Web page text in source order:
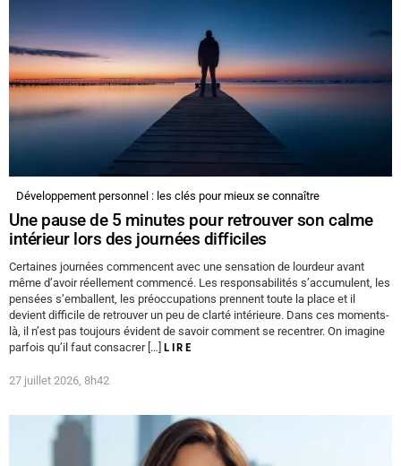
Développement personnel : les clés pour mieux se connaître
Une pause de 5 minutes pour retrouver son calme
intérieur lors des journées difficiles
Certaines journées commencent avec une sensation de lourdeur avant
même d’avoir réellement commencé. Les responsabilités s’accumulent, les
pensées s’emballent, les préoccupations prennent toute la place et il
devient difficile de retrouver un peu de clarté intérieure. Dans ces moments-
là, il n’est pas toujours évident de savoir comment se recentrer. On imagine
parfois qu’il faut consacrer […] LIRE
27 juillet 2026, 8h42